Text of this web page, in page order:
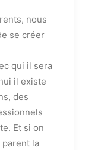
nous
se créer
qui il sera
il existe
des
Et si on
la